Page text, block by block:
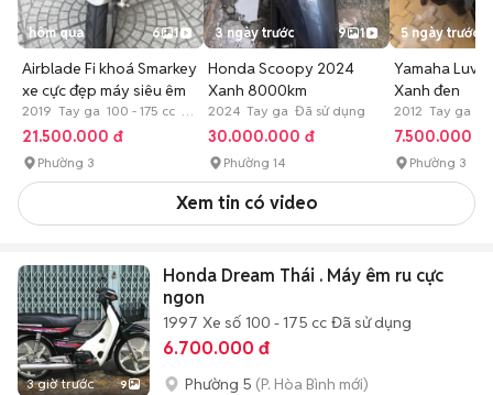
hôm qua 6 1
Airblade Fi khoá Smarkey
xe cực đẹp máy siêu êm
2019 Tay ga 100 - 175 cc Đã
sử dụng
21.500.000 đ
Phường 3
3 ngày trước 9 1
Honda Scoopy 2024
Xanh 8000km
2024 Tay ga Đã sử dụng
30.000.000 đ
Phường 14
5 ngày trước
Yamaha
Xanh đen
2012 Tay ga
7.500.000 đ
Phường 3
Xem tin có video
3 giờ trước 9
Honda Dream Thái . Máy êm ru cực
ngon
1997 Xe số 100 - 175 cc Đã sử dụng
6.700.000 đ
Phường 5 (P. Hòa Bình mới)